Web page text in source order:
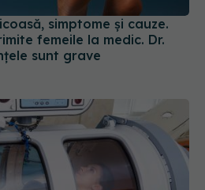
femeile la medic. Dr.
sunt grave